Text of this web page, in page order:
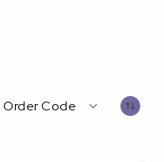
Order Code